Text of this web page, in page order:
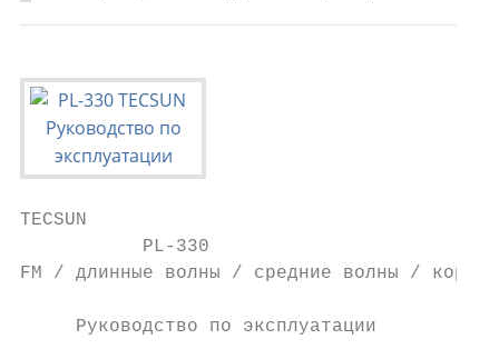
TECSUN
           PL-330
FM / длинные волны / средние волны /
     Руководство по эксплуатации